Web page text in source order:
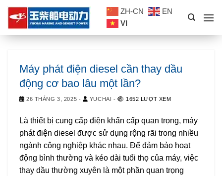
Skip
content
ZH-CN
EN
VI
Máy phát điện diesel cần thay dầu
động cơ bao lâu một lần?
26 THÁNG 3, 2025 - YUCHAI - 1652 LƯỢT XEM
Là thiết bị cung cấp điện khẩn cấp quan trọng, máy
phát điện diesel được sử dụng rộng rãi trong nhiều
ngành công nghiệp khác nhau. Để đảm bảo hoạt
động bình thường và kéo dài tuổi thọ của máy, việc
thay dầu thường xuyên là một phần quan trọng